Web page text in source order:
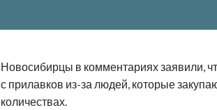
Новосибирцы в комментариях заявили,
с прилавков из-за людей, которые
количествах.